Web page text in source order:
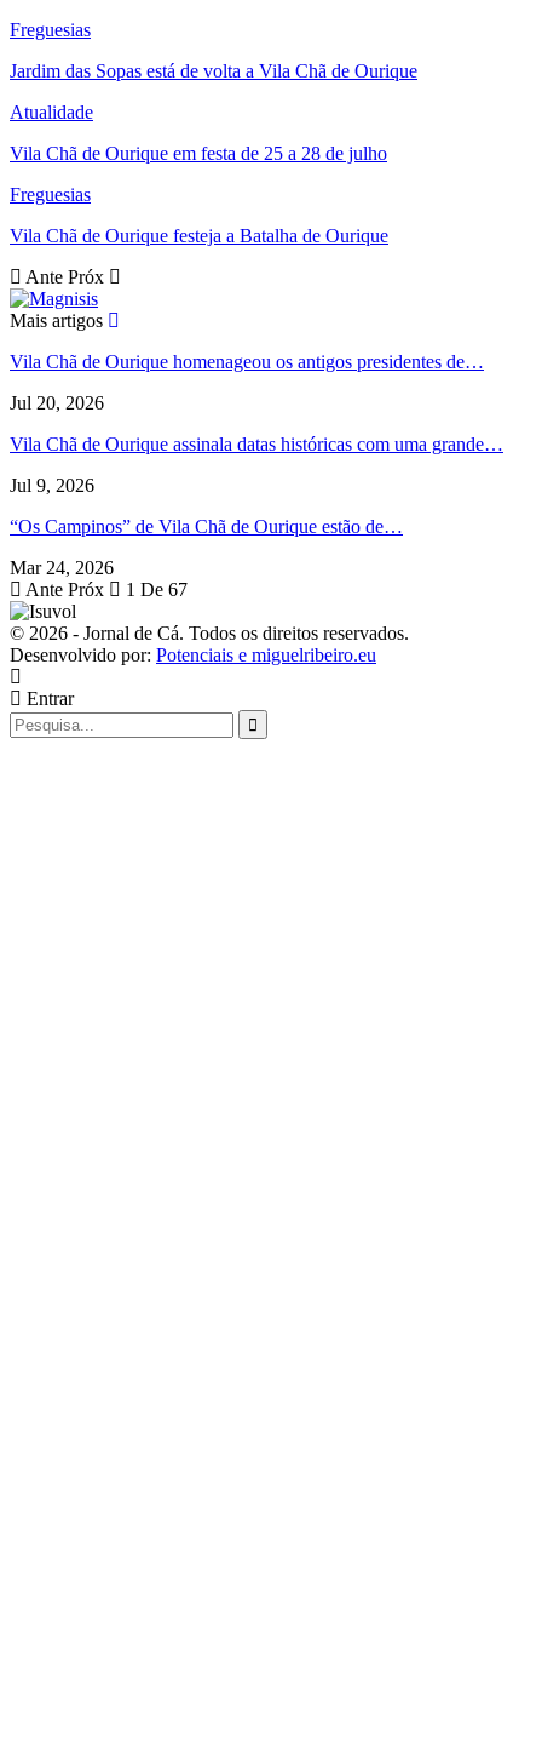
Freguesias
Jardim das Sopas está de volta a Vila Chã de Ourique
Atualidade
Vila Chã de Ourique em festa de 25 a 28 de julho
Freguesias
Vila Chã de Ourique festeja a Batalha de Ourique
Ante Próx
Mais artigos
Vila Chã de Ourique homenageou os antigos presidentes de…
Jul 20, 2026
Vila Chã de Ourique assinala datas históricas com uma grande…
Jul 9, 2026
“Os Campinos” de Vila Chã de Ourique estão de…
Mar 24, 2026
Ante Próx 1 De 67
© 2026 - Jornal de Cá. Todos os direitos reservados.
Desenvolvido por: Potenciais e miguelribeiro.eu
Entrar